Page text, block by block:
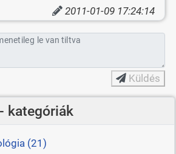
2011-01-09 17:24:14
le van tiltva
Küldés
kategóriák
(21)